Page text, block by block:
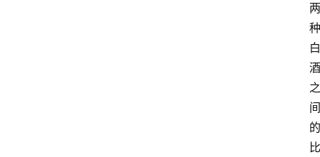
两
种
白
酒
之
间
的
比